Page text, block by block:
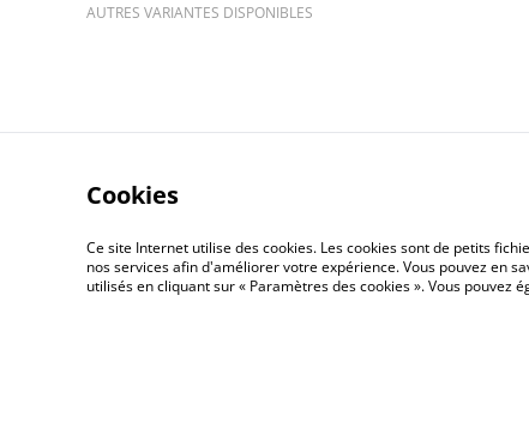
AUTRES VARIANTES DISPONIBLES
Cookies
Ce site Internet utilise des cookies. Les cookies sont de petits
nos services afin d'améliorer votre expérience. Vous pouvez en
utilisés en cliquant sur « Paramètres des cookies ». Vous pouvez